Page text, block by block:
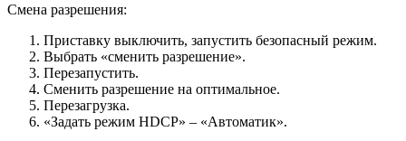
Смена разрешения:
Приставку выключить, запустить безопасный режим.
Выбрать «сменить разрешение».
Перезапустить.
Сменить разрешение на оптимальное.
Перезагрузка.
«Задать режим HDCP» – «Автоматик».